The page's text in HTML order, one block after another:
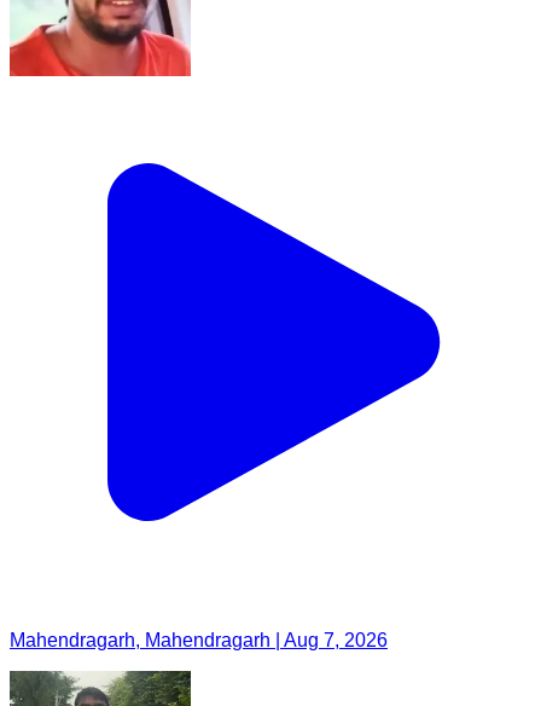
Mahendragarh, Mahendragarh | Aug 7, 2026